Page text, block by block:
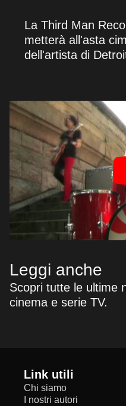
La Third Man
metterà all'asta
dell'artista di
Leggi anche
Scopri tutte le ultime
cinema e serie TV.
Link utili
Chi siamo
I nostri autori